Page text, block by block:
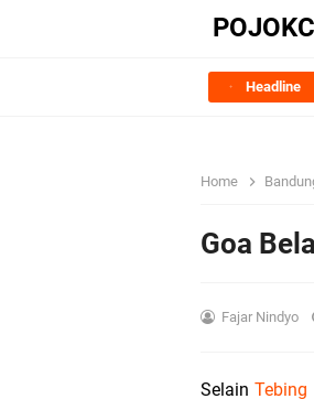
Headline
Home
Goa
Fajar Nindyo
SelainTebing